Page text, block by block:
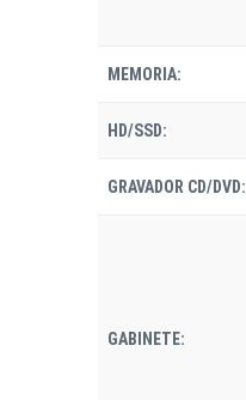
MEMORIA:
HD/SSD:
GRAVADOR CD/DVD:
GABINETE: